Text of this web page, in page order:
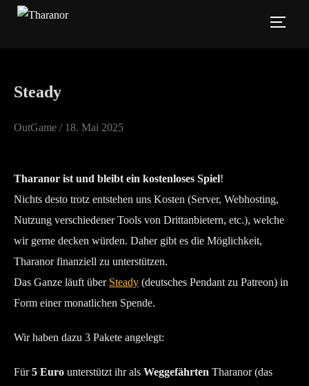
Zum
Steady
OutGame / Veröffentlicht
18. Mai 2025
Tharanor ist und bleibt ein kostenloses Spiel!
Nichts desto trotz entstehen uns Kosten (Server, Webhosting,
Nutzung verschiedener Tools von Drittanbietern, etc.), welche
wir gerne decken würden. Daher gibt es die Möglichkeit,
Tharanor finanziell zu unterstützen.
Das Ganze läuft über Steady (deutsches Pendant zu Patreon) in
Form einer monatlichen Spende.
Wir haben dazu 3 Pakete angelegt:
Für5 Euro unterstützt ihr als Weggefährten Tharanor (das